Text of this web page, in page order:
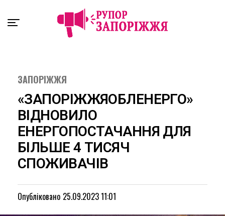
ЗАПОРІЖЖЯ
«ЗАПОРІЖЖЯОБЛЕНЕРГО»
ВІДНОВИЛО
ЕНЕРГОПОСТАЧАННЯ ДЛЯ
БІЛЬШЕ 4 ТИСЯЧ
СПОЖИВАЧІВ
Опубліковано 25.09.2023 11:01
Exit mobile version